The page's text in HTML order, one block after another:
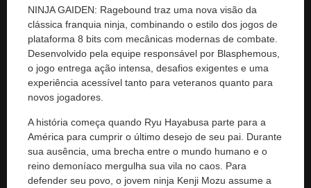
NINJA GAIDEN: Ragebound traz uma nova visão da
clássica franquia ninja, combinando o estilo dos jogos de
plataforma 8 bits com mecânicas modernas de combate.
Desenvolvido pela equipe responsável por Blasphemous,
o jogo entrega ação intensa, desafios exigentes e uma
experiência acessível tanto para veteranos quanto para
novos jogadores.
A história começa quando Ryu Hayabusa parte para a
América para cumprir o último desejo de seu pai. Durante
sua ausência, uma brecha entre o mundo humano e o
reino demoníaco mergulha sua vila no caos. Para
defender seu povo, o jovem ninja Kenji Mozu assume a